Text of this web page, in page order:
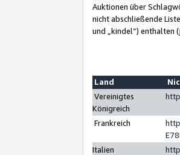
Auktionen über
nicht abschließende
und „kindel“) enthalten
Land
Vereinigtes
Königreich
Frankreich
Italien